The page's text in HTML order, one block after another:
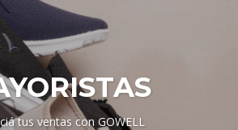
tus ventas con GOWELL